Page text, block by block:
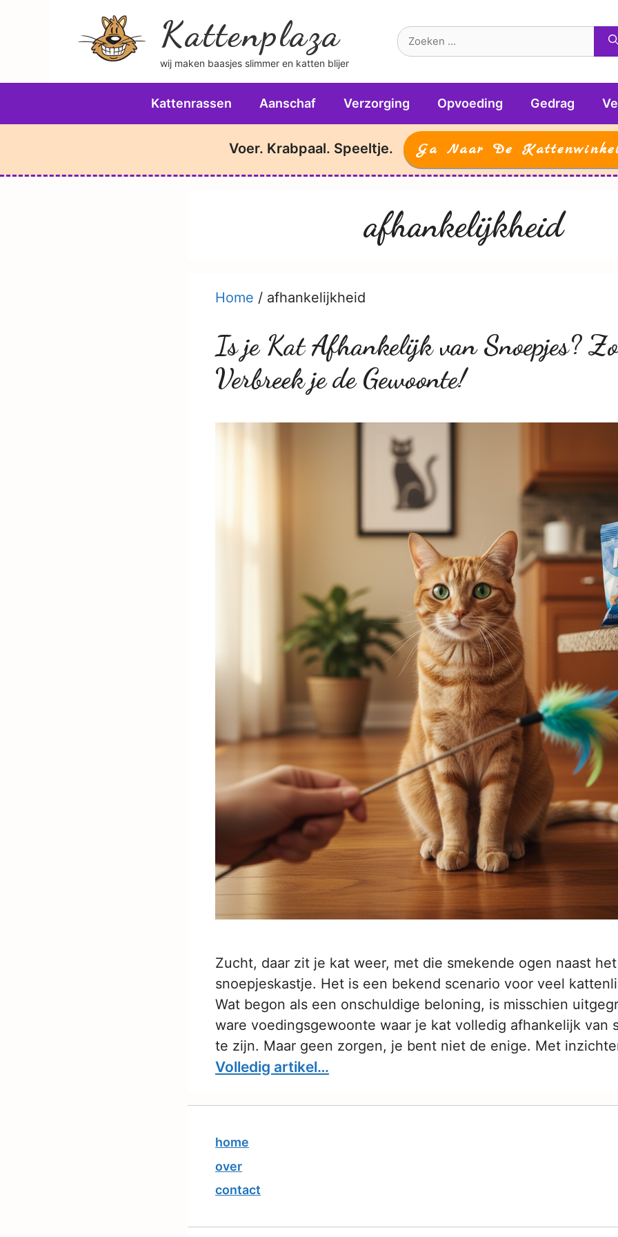
Kattenplaza
wij maken baasjes slimmer en katten blijer
Kattenrassen Aanschaf Verzorging Opvoeding Gedrag
Voer. Krabpaal. Speeltje. Ga Naar De
afhankelijkheid
Home / afhankelijkheid
Is je Kat Afhankelijk van Snoepjes? Zo
Verbreek je de Gewoonte!
Zucht, daar zit je kat weer, met die smekende ogen naast het
snoepjeskastje. Het is een bekend scenario voor veel
Wat begon als een onschuldige beloning, is misschien
ware voedingsgewoonte waar je kat volledig afhankelijk van
te zijn. Maar geen zorgen, je bent niet de enige. Met
Volledig artikel…
home
over
contact